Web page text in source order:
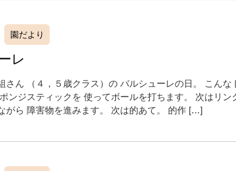
園だより
レ
さん （４，５歳クラス）の バルシューレの日。 こんな
ンジスティックを 使ってボールを打ちます。 次はリン
がら 障害物を進みます。 次は的あて。 的作 […]